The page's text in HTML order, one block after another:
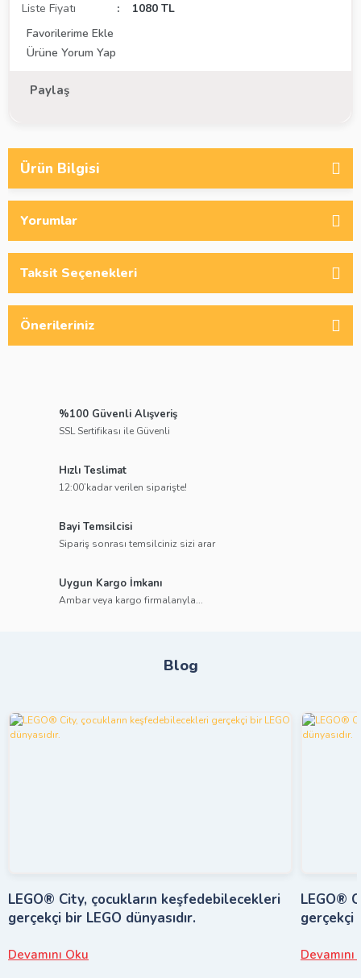
Liste Fiyatı
1080 TL
Ürüne Yorum Yap
Paylaş
Ürün Bilgisi
Yorumlar
Taksit Seçenekleri
Önerileriniz
%100 Güvenli Alışveriş
SSL Sertifikası ile Güvenli
Hızlı Teslimat
12:00’kadar verilen siparişte!
Bayi Temsilcisi
Sipariş sonrası temsilciniz sizi arar
Uygun Kargo İmkanı
Ambar veya kargo firmalarıyla...
Blog
LEGO® City, çocukların keşfedebilecekleri
gerçekçi bir LEGO dünyasıdır.
Devamını Oku
LEGO®
gerçekçi
Devamını